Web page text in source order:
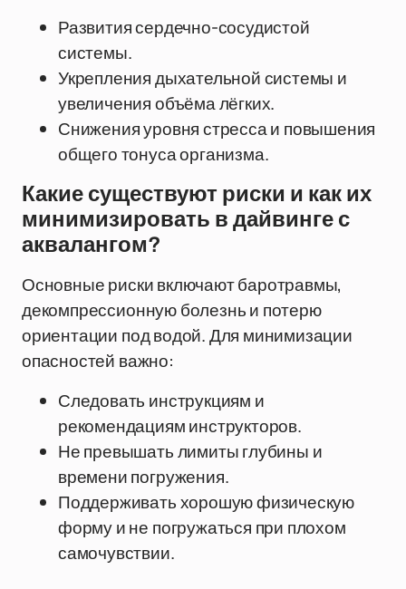
Развития сердечно-сосудистой
системы.
Укрепления дыхательной системы и
увеличения объёма лёгких.
Снижения уровня стресса и повышения
общего тонуса организма.
Какие существуют риски и как их
минимизировать в дайвинге с
аквалангом?
Основные риски включают баротравмы,
декомпрессионную болезнь и потерю
ориентации под водой. Для минимизации
опасностей важно:
Следовать инструкциям и
рекомендациям инструкторов.
Не превышать лимиты глубины и
времени погружения.
Поддерживать хорошую физическую
форму и не погружаться при плохом
самочувствии.